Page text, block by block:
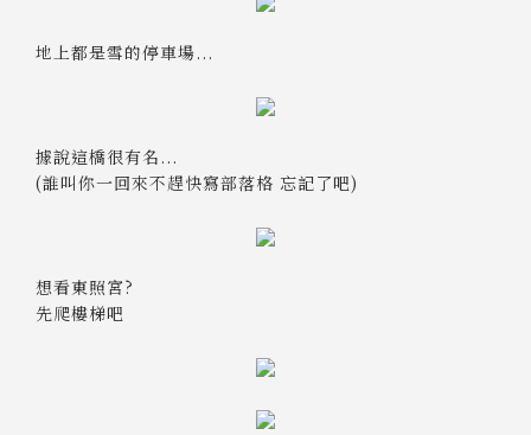
地上都是雪的停車場...
據說這橋很有名...
(誰叫你一回來不趕快寫部落格 忘記了吧)
想看東照宮?
先爬樓梯吧